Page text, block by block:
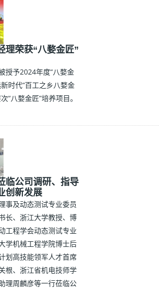
理荣获“八婺金匠”
授予2024年度“八婺金
时代“百工之乡八婺金
“八婺金匠”培养项目。
临公司调研、指导
创新发展
事及动态测试专业委员
长、浙江大学教授、博
工程学会动态测试专业
学机械工程学院博士后
划高技能领军人才首席
根、浙江省机电技师学
理周麟彦等一行莅临公